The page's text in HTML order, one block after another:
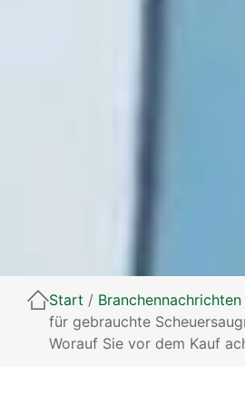
Start / Branchennachrichten
für gebrauchte
Worauf Sie vor dem Kauf